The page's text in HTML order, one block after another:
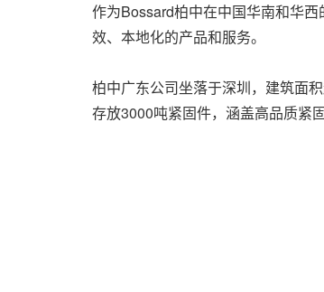
作为Bossard柏中在中国华南和华
效、本地化的产品和服务。
柏中广东公司坐落于深圳，建筑面
存放3000吨紧固件，涵盖高品质紧